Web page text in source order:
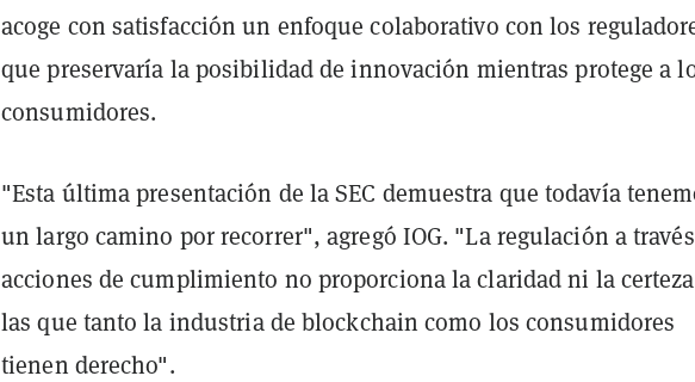
acoge con satisfacción un enfoque colaborativo con los
que preservaría la posibilidad de innovación mientras protege a
consumidores.
"Esta última presentación de la SEC demuestra que todavía
un largo camino por recorrer", agregó IOG. "La regulación a
acciones de cumplimiento no proporciona la claridad ni la
las que tanto la industria de blockchain como los consumidores
tienen derecho".